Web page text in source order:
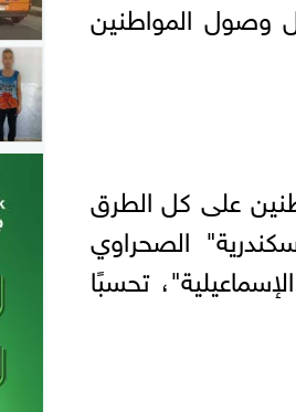
وصول المواطنين
على كل الطرق
الصحراوي
تحسبًا